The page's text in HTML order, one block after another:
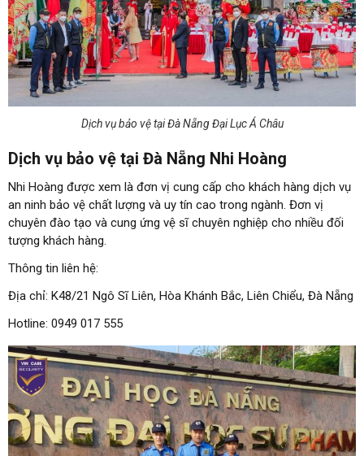
Dịch vụ bảo vệ tại Đà Nẵng Đại Lục Á Châu
Dịch vụ bảo vệ tại Đà Nẵng Nhi Hoàng
Nhi Hoàng được xem là đơn vị cung cấp cho khách hàng dịch vụ
an ninh bảo vệ chất lượng và uy tín cao trong ngành. Đơn vị
chuyên đào tạo và cung ứng vệ sĩ chuyên nghiệp cho nhiều đối
tượng khách hàng.
Thông tin liên hệ:
Địa chỉ: K48/21 Ngô Sĩ Liên, Hòa Khánh Bắc, Liên Chiểu, Đà Nẵng
Hotline: 0949 017 555